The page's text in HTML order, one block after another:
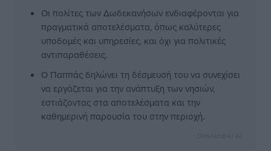
Οι πολίτες των Δωδεκανήσων ενδιαφέρονται για
πραγματικά αποτελέσματα, όπως καλύτερες
υποδομές και υπηρεσίες, και όχι για πολιτικές
αντιπαραθέσεις.
Ο Παππάς δηλώνει τη δέσμευσή του να συνεχίσει
να εργάζεται για την ανάπτυξη των νησιών,
εστιάζοντας στα αποτελέσματα και την
καθημερινή παρουσία του στην περιοχή.